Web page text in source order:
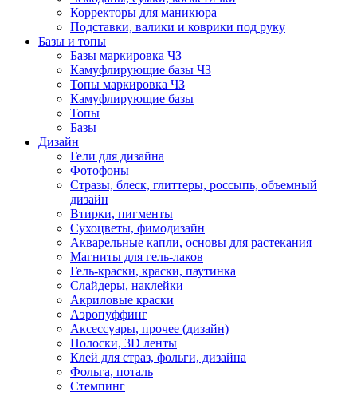
Корректоры для маникюра
Подставки, валики и коврики под руку
Базы и топы
Базы маркировка ЧЗ
Камуфлирующие базы ЧЗ
Топы маркировка ЧЗ
Камуфлирующие базы
Топы
Базы
Дизайн
Гели для дизайна
Фотофоны
Стразы, блеск, глиттеры, россыпь, объемный
дизайн
Втирки, пигменты
Сухоцветы, фимодизайн
Акварельные капли, основы для растекания
Магниты для гель-лаков
Гель-краски, краски, паутинка
Слайдеры, наклейки
Акриловые краски
Аэропуффинг
Аксессуары, прочее (дизайн)
Полоски, 3D ленты
Клей для страз, фольги, дизайна
Фольга, поталь
Стемпинг